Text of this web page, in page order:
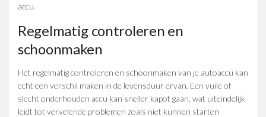
accu.
Regelmatig controleren en
schoonmaken
Het regelmatig controleren en schoonmaken van je autoaccu kan
echt een verschil maken in de levensduur ervan. Een vuile of
slecht onderhouden accu kan sneller kapot gaan, wat uiteindelijk
leidt tot vervelende problemen zoals niet kunnen starten